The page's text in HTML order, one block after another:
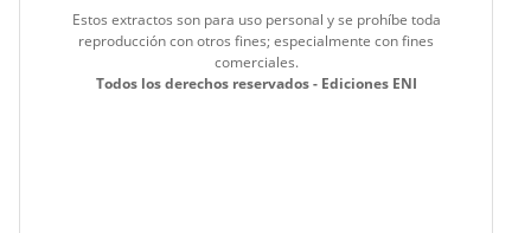
Estos extractos son para uso personal y se prohíbe toda
reproducción con otros fines; especialmente con fines
comerciales.
Todos los derechos reservados - Ediciones ENI